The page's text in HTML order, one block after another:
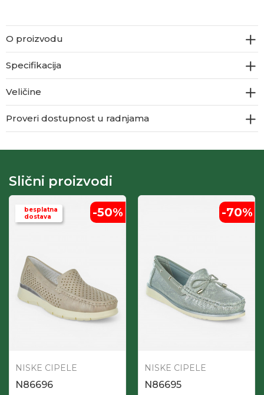
O proizvodu
Specifikacija
Veličine
Proveri dostupnost u radnjama
Slični proizvodi
besplatna
dostava
-50%
NISKE CIPELE
N86696
-70%
NISKE CIPELE
N86695